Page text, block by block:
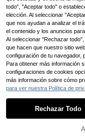
todo", "Aceptar todo" o
elección. Al seleccionar
que nos ayudan a analizar el
el contenido y los anuncios
Al seleccionar "Rechazar
que hacen que nuestro sitio
configuración de tu navegador,
Para obtener más información
configuraciones de cookies
más información sobre cómo
para ver nuestra Política de
Rechazar Todo